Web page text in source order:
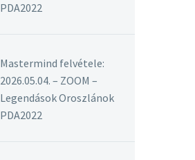
PDA2022
Mastermind felvétele:
2026.05.04. – ZOOM –
Legendások Oroszlánok
PDA2022